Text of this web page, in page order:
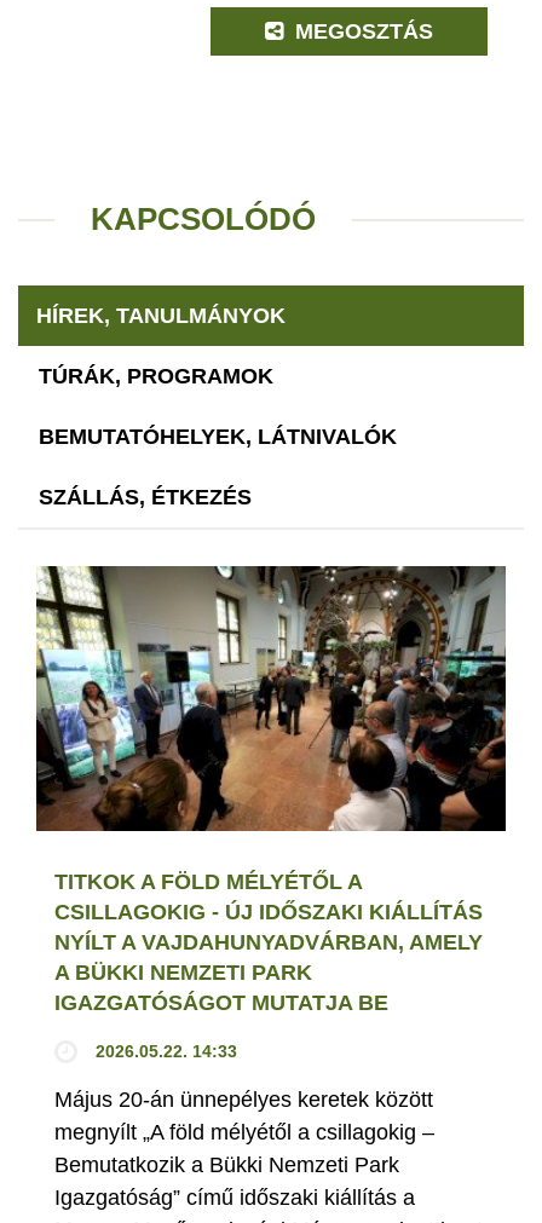
MEGOSZTÁS
KAPCSOLÓDÓ
HÍREK, TANULMÁNYOK
TÚRÁK, PROGRAMOK
BEMUTATÓHELYEK, LÁTNIVALÓK
SZÁLLÁS, ÉTKEZÉS
TITKOK A FÖLD MÉLYÉTŐL A
CSILLAGOKIG - ÚJ IDŐSZAKI KIÁLLÍTÁS
NYÍLT A VAJDAHUNYADVÁRBAN, AMELY
A BÜKKI NEMZETI PARK
IGAZGATÓSÁGOT MUTATJA BE
2026.05.22. 14:33
Május 20-án ünnepélyes keretek között
megnyílt „A föld mélyétől a csillagokig –
Bemutatkozik a Bükki Nemzeti Park
Igazgatóság” című időszaki kiállítás a